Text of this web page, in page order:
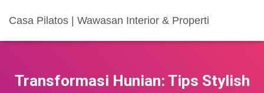
Casa Pilatos | Wawasan Interior & Properti
Transformasi Hunian: Tips Stylish